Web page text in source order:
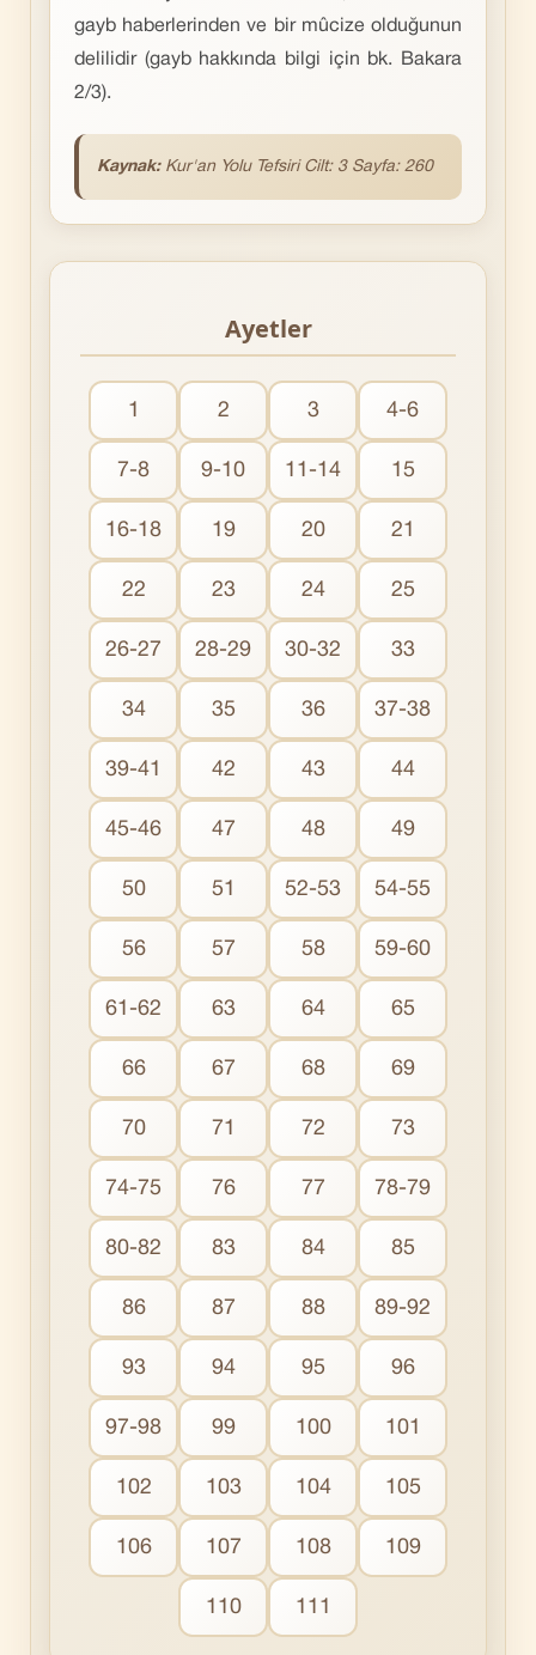
gayb haberlerinden ve bir mûcize olduğunun
delilidir (gayb hakkında bilgi için bk. Bakara
2/3).
Kaynak: Kur'an Yolu Tefsiri Cilt: 3 Sayfa: 260
Ayetler
1 2 3 4-6
7-8 9-10 11-14 15
16-18 19 20 21
22 23 24 25
26-27 28-29 30-32 33
34 35 36 37-38
39-41 42 43 44
45-46 47 48 49
50 51 52-53 54-55
56 57 58 59-60
61-62 63 64 65
66 67 68 69
70 71 72 73
74-75 76 77 78-79
80-82 83 84 85
86 87 88 89-92
93 94 95 96
97-98 99 100 101
102 103 104 105
106 107 108 109
110 111